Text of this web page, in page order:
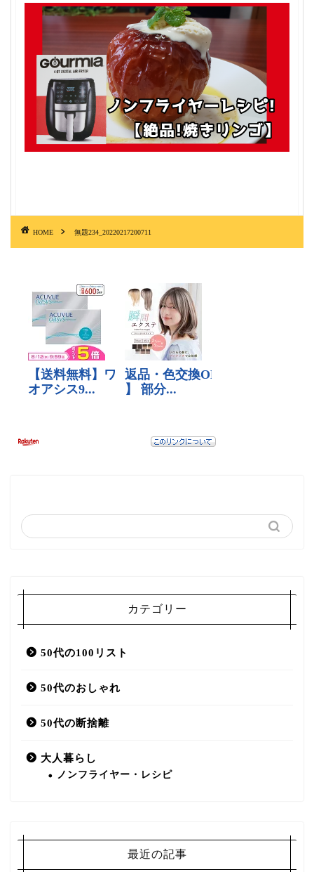
HOME 無題234_20220217200711
カテゴリー
50代の100リスト
50代のおしゃれ
50代の断捨離
大人暮らし
ノンフライヤー・レシピ
最近の記事